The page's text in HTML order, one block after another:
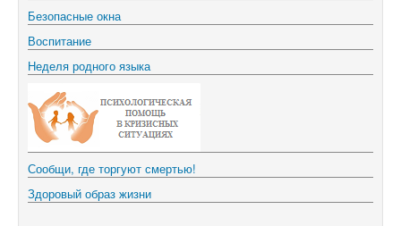
Безопасные окна
Воспитание
Неделя родного языка
Сообщи, где торгуют смертью!
Здоровый образ жизни